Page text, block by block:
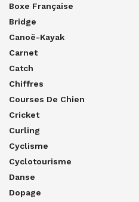
Boxe Française
Bridge
Canoë-Kayak
Carnet
Catch
Chiffres
Courses De Chien
Cricket
Curling
Cyclisme
Cyclotourisme
Danse
Dopage